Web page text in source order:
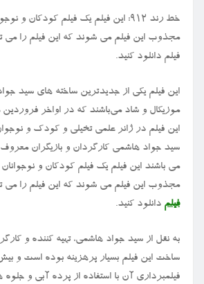
خط رند ۹۱۲: این فیلم یک فیلم کودکان و
مجذوب این فیلم می شوند که این فیلم را می
فیلم دانلود کنید.
این فیلم یکی از جدیدترین ساخته های سید
موزیکال و شاد می‌باشند که در اواخر
این فیلم در ژانر علمی تخیلی و کودک و
سید جواد هاشمی کارگردان و بازیگران معروف
می باشند این فیلم یک فیلم کودکان و نوجوانان
مجذوب این فیلم می شوند که این فیلم را می
فیلم دانلود کنید.
به نقل از سید جواد هاشمی، تهیه کننده و
فیلمبرداری آن با استفاده از پرده آبی و